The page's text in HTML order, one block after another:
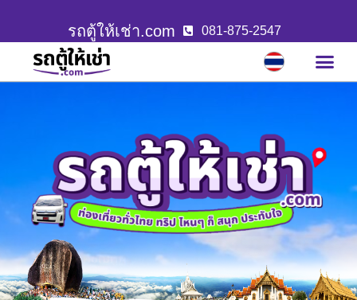
รถตู้ให้เช่า.com 081-875-2547